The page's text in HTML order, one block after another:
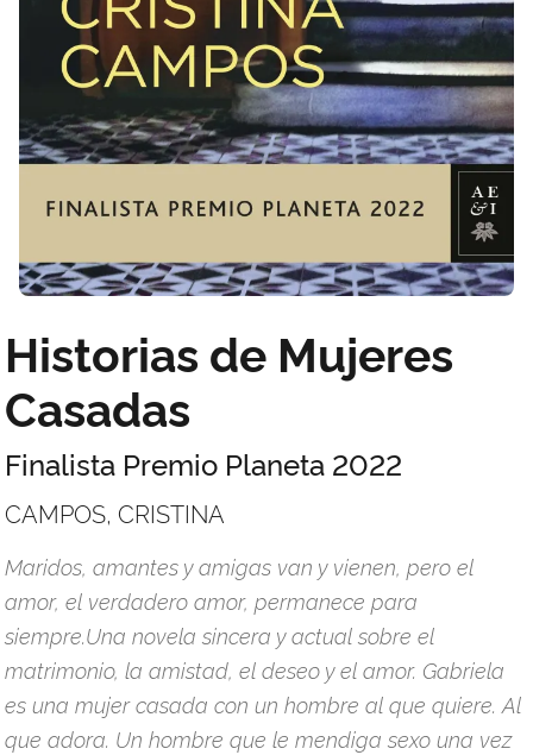
Historias de Mujeres
Casadas
Finalista Premio Planeta 2022
CAMPOS, CRISTINA
Maridos, amantes y amigas van y vienen, pero el
amor, el verdadero amor, permanece para
siempre.Una novela sincera y actual sobre el
matrimonio, la amistad, el deseo y el amor. Gabriela
es una mujer casada con un hombre al que quiere. Al
que adora. Un hombre que le mendiga sexo una vez